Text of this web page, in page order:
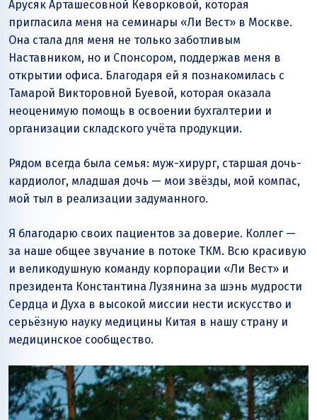
Арусяк Арташесовной Кеворковой, которая
пригласила меня на семинары «Ли Вест» в Москве.
Она стала для меня не только заботливым
Наставником, но и Спонсором, поддержав меня в
открытии офиса. Благодаря ей я познакомилась с
Тамарой Викторовной Буевой, которая оказала
неоценимую помощь в освоении бухгалтерии и
организации складского учёта продукции.
Рядом всегда была семья: муж-хирург, старшая дочь-
кардиолог, младшая дочь — мои звёзды, мой компас,
мой тыл в реализации задуманного.
Я благодарю своих пациентов за доверие. Коллег —
за наше общее звучание в потоке ТКМ. Всю красивую
и великодушную команду корпорации «Ли Вест» и
президента Константина Лузянина за шэнь мудрости
Сердца и Духа в высокой миссии нести искусство и
серьёзную науку медицины Китая в нашу страну и
медицинское сообщество.